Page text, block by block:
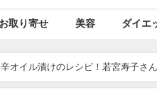
お取り寄せ 美容 ダイエ
オイル漬けのレシピ！若宮寿子さ